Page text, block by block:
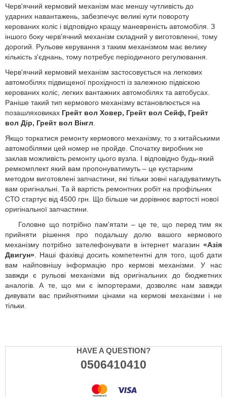
Черв'ячний кермовий механізм має меншу чутливість до
ударних навантажень, забезпечує великі кути повороту
керованих коліс і відповідно кращу маневреність автомобіля. З
іншого боку черв'ячний механізм складний у виготовленні, тому
дорогий. Рульове керування з таким механізмом має велику
кількість з'єднань, тому потребує періодичного регулювання.
Черв'ячний кермовий механізм застосовується на легкових
автомобілях підвищеної прохідності із залежною підвіскою
керованих коліс, легких вантажних автомобілях та автобусах.
Раніше такий тип кермового механізму встановлюється на
позашляховиках Грейт вол Ховер, Грейт вол Сейф, Грейт
вол Дір, Грейт вол Вінгл
Якщо торкатися ремонту кермового механізму, то з китайськими
автомобілями цей номер не пройде. Спочатку виробник не
заклав можливість ремонту цього вузла. І відповідно будь-який
ремкомплект який вам пропонуватимуть – це кустарним
методом виготовлені запчастини, які тільки зовні нагадуватимуть
вам оригінальні. Та й вартість ремонтних робіт на профільних
СТО стартує від 4500 грн. Що більше чи дорівнює вартості нової
оригінальної запчастини.
Головне що потрібно пам'ятати – це те, що перед тим як
прийняти рішення про подальшу долю вашого кермового
механізму потрібно зателефонувати в інтернет магазин «Азія
Двигун» . Наші фахівці досить компетентні для того, щоб дати
вам найповнішу інформацію про кермові механізми. У нас
завжди є рульові механізми від оригінальних до бюджетних
аналогів. А те, що ми є імпортерами, дозволяє нам завжди
дивувати вас прийнятними цінами на кермові механізми і не
тільки.
HAVE A QUESTION?
0506410410